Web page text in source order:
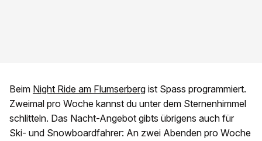
Beim Night Ride am Flumserberg ist Spass programmiert.
Zweimal pro Woche kannst du unter dem Sternenhimmel
schlitteln. Das Nacht-Angebot gibts übrigens auch für
Ski- und Snowboardfahrer: An zwei Abenden pro Woche